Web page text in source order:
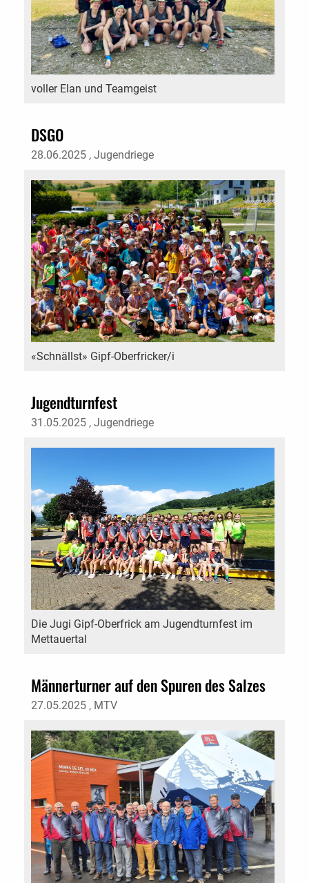
voller Elan und Teamgeist
DSGO
28.06.2025 , Jugendriege
«Schnällst» Gipf-Oberfricker/i
Jugendturnfest
31.05.2025 , Jugendriege
Die Jugi Gipf-Oberfrick am Jugendturnfest im
Mettauertal
Männerturner auf den Spuren des Salzes
27.05.2025 , MTV